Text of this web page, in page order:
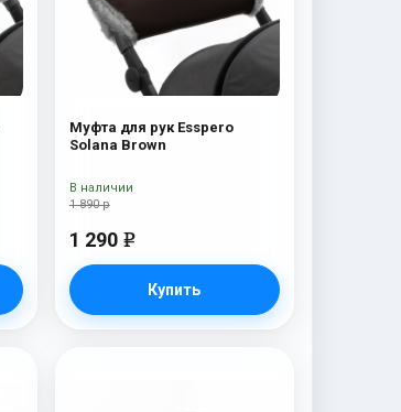
Муфта для рук Esspero
Solana Brown
1 890 р
1 290 e
Купить
В наличии